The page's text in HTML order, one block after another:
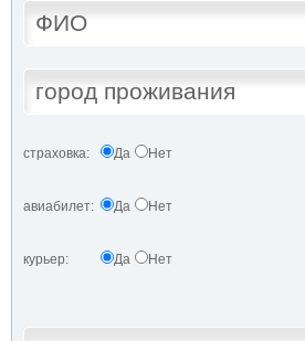
страховка: Да Нет
авиабилет: Да Нет
курьер: Да Нет